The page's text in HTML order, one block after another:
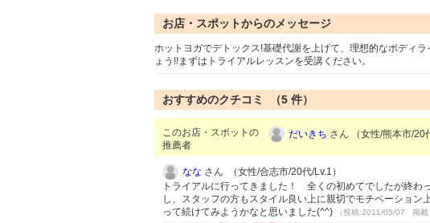
お店・スポットからのメッセージ
ホットヨガでデトックス!基礎代謝を上げて、理想的なボディ
ょう!!まずはトライアルレッスンを受講ください。
おすすめのクチコミ （5 件）
このお店・スポットの
推薦者
だいきち さん （女性/熊本市/20
なな さん （女性/合志市/20代/Lv.1）
トライアルに行ってきました！ 全くの初めてでしたが終
し、スタッフの方もスタイル良い上に親切でモチベーショ
って続けてみようかなと思いました(^^)
（投稿:2011/05/07 掲載